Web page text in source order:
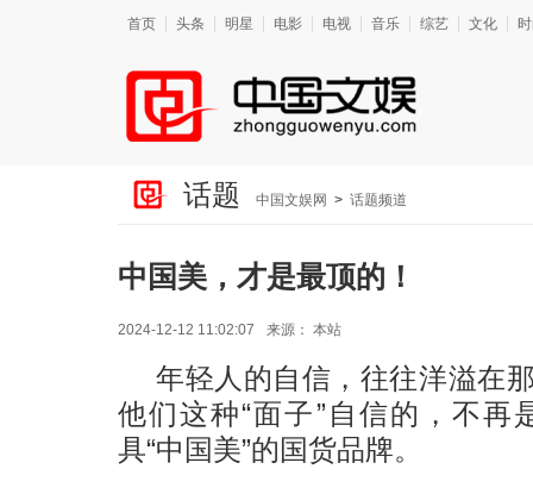
首页 头条 明星 电影 电视 音乐 综艺 文化
话题 中国文娱网 > 话题频道
中国美，才是最顶的！
2024-12-12 11:02:07 来源： 本站
年轻人的自信，往往洋溢在
他们这种“面子”自信的，不
具“中国美”的国货品牌。